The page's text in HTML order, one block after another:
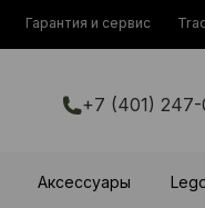
Гарантия и сервис
+7 (401)
Аксессуары